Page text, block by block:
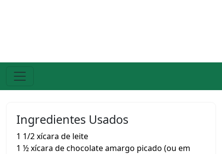
Ingredientes Usados
1 1/2 xícara de leite
1 ½ xícara de chocolate amargo picado (ou em